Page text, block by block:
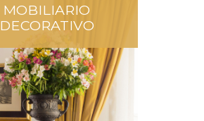
MOBILIARIO
DECORATIVO